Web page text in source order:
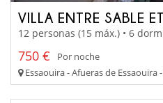
VILLA ENTRE SABLE
12 personas (15 máx.) • 6
750 €
Por noche
Essaouira - Afueras de Essaouira